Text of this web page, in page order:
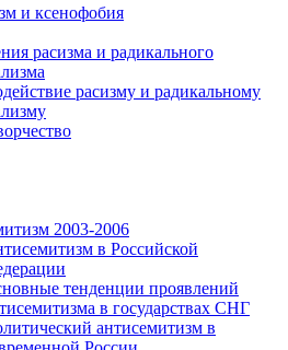
и ксенофобия
расизма и радикального
расизму и радикальному
2003-2006
в Российской
тенденции проявлений
в государствах СНГ
антисемитизм в